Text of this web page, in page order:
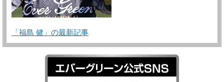
「福島 健」の最新記事